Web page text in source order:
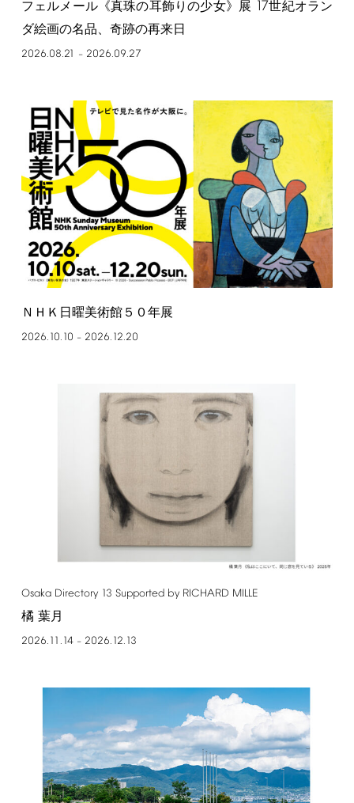
フェルメール《真珠の耳飾りの少女》展 17世紀オラン
ダ絵画の名品、奇跡の再来日
2026.08.21 – 2026.09.27
ＮＨＫ日曜美術館５０年展
2026.10.10 – 2026.12.20
Osaka Directory 13 Supported by RICHARD MILLE
橘 葉月
2026.11.14– 2026.12.13